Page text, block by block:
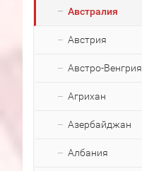
Австралия
Австрия
Австро-Венгрия
Агрихан
Азербайджан
Албания